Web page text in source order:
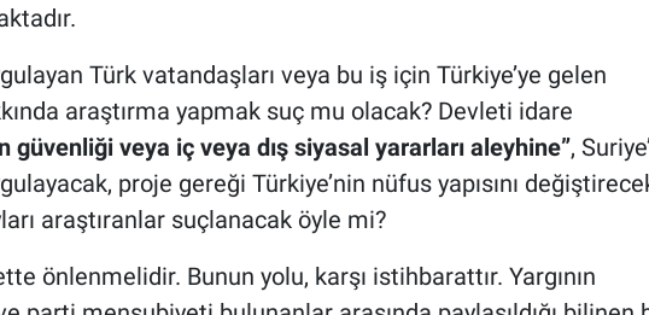
Türk vatandaşları veya bu iş için Türkiye’ye gelen
araştırma yapmak suç mu olacak? Devleti idare
güvenliği veya iç veya dış siyasal yararları aleyhine”,
proje gereği Türkiye’nin nüfus yapısını
araştıranlar suçlanacak öyle mi?
önlenmelidir. Bunun yolu, karşı istihbarattır. Yargının